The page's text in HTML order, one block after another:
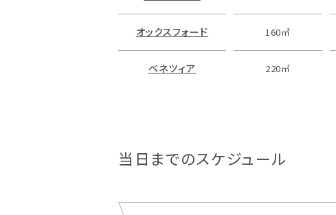
オックスフォード 160㎡
ベネツィア 220㎡
当日までのスケジュール